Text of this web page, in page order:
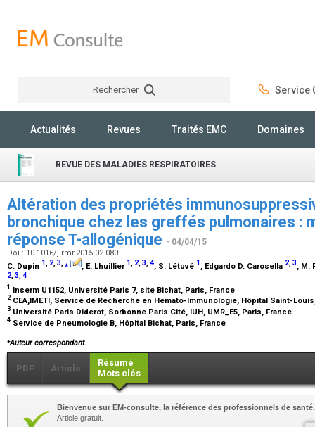
Rechercher Service
Actualités Revues Traités EMC Domaines
REVUE DES MALADIES RESPIRATOIRES
Altération des propriétés
bronchique chez les greffés pulmonaires :
réponse T-allogénique - 04/04/15
Doi : 10.1016/j.rmr.2015.02.080
C. Dupin 1, 2,3,⁎ , E. Lhuillier 1, 2,3,4, S. Létuvé 1 , Edgardo D. Carosella 2,3, M.
2 3 4
1 Inserm U1152, Université Paris 7, site Bichat, Paris, France
2 CEA,IMETI, Service de Recherche en Hémato-Immunologie, Hôpital Saint-
3 Université Paris Diderot, Sorbonne Paris Cité, IUH, UMR_E5, Paris, France
4 Service de Pneumologie B, Hôpital Bichat, Paris, France
⁎Auteur correspondant.
PDF Article
Résumé
Mots clés
Bienvenue sur EM-consulte, la référence des professionnels de santé.
Article gratuit.